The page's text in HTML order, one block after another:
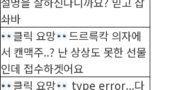
솨바
클릭 요망
드르륵칵 의자에
서 캔맥주..? 난 상상도 못한 선물
인데 접수하겟어요
클릭 요망
type error...다